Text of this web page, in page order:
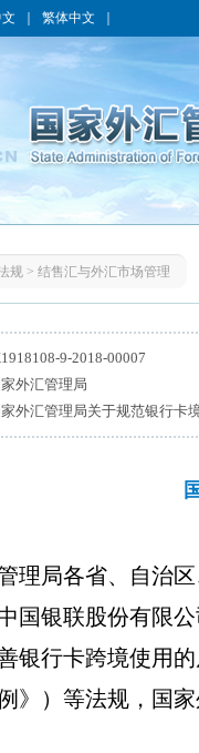
繁体中文
规> 结售汇与外汇市场管理
9-2018-00007
家外汇管理局
家外汇管理局关于规范银行卡
理局各省、自治
国银联股份有限公
银行卡跨境使用
》）等法规，国